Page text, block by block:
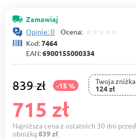
Zamawiaj
Opinie: 0 Ocena:
Kod:7464
EAN:6900155000334
839 zł -15 %
Twoja zniżka
124 zł
715 zł
Najniższa cena z ostatnich 30 dni przed
obniżką839 zł